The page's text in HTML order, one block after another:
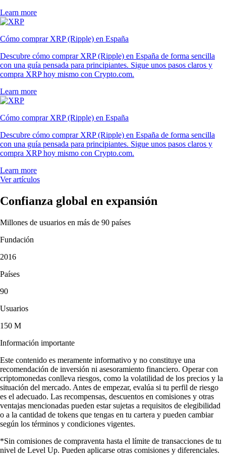
Learn more
Cómo comprar XRP (Ripple) en España
Descubre cómo comprar XRP (Ripple) en España de forma sencilla
con una guía pensada para principiantes. Sigue unos pasos claros y
compra XRP hoy mismo con Crypto.com.
Learn more
Cómo comprar XRP (Ripple) en España
Descubre cómo comprar XRP (Ripple) en España de forma sencilla
con una guía pensada para principiantes. Sigue unos pasos claros y
compra XRP hoy mismo con Crypto.com.
Learn more
Ver artículos
Confianza global en expansión
Millones de usuarios en más de 90 países
Fundación
2016
Países
90
Usuarios
150 M
Información importante
Este contenido es meramente informativo y no constituye una
recomendación de inversión ni asesoramiento financiero. Operar con
criptomonedas conlleva riesgos, como la volatilidad de los precios y la
situación del mercado. Antes de empezar, evalúa si tu perfil de riesgo
es el adecuado. Las recompensas, descuentos en comisiones y otras
ventajas mencionadas pueden estar sujetas a requisitos de elegibilidad
o a la cantidad de tokens que tengas en tu cartera y pueden cambiar
según los términos y condiciones vigentes.
*Sin comisiones de compraventa hasta el límite de transacciones de tu
nivel de Level Up. Pueden aplicarse otras comisiones y diferenciales.